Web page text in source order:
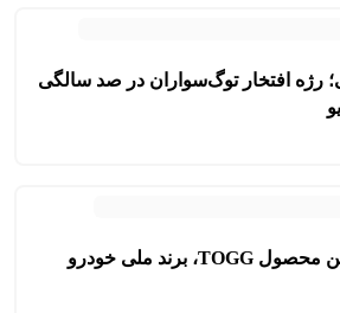
رژه افتخار توگ‌سواران در صد سالگی
تکنولوژی پیشرانه اولین محصول TOGG، برند ملی خودرو